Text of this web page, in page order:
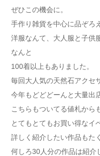
ぜひこの機会に。
手作り雑貨を中心に品ぞろ
洋服なんて、大人服と子供
なんと
100着以上もありました。
毎回大人気の天然石アクセ
今年もどどどーんと大量出
こちらもついてる値札から
とてもとてもお買い得なイ
詳しく紹介したい作品もた
何しろ30人分の作品は紹介